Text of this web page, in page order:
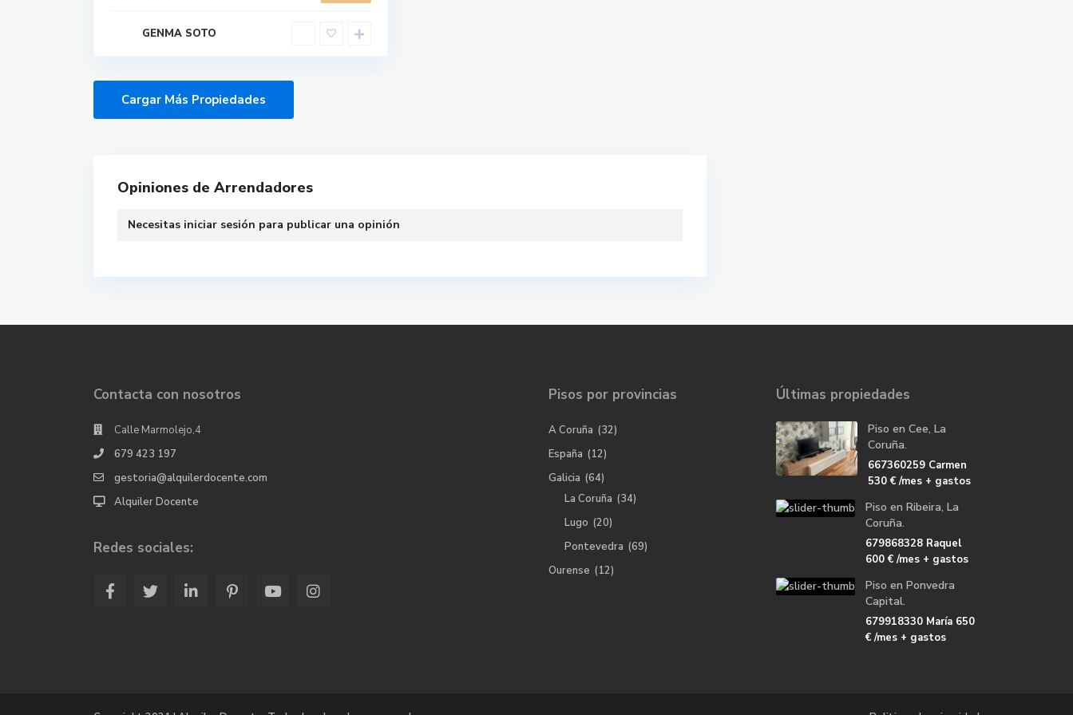
GENMA SOTO
Opiniones de Arrendadores
Necesitas iniciar sesión para publicar una opinión
Contacta con nosotros
Calle Marmolejo,4
679 423 197
gestoria@alquilerdocente.com
Alquiler Docente
Redes sociales:
Pisos por provincias
A Coruña (32)
España (12)
Galicia (64)
La Coruña (34)
Lugo (20)
Pontevedra (69)
Ourense (12)
Últimas propiedades
Piso en Cee, La
Coruña.
667360259 Carmen
530 €/mes + gastos
Piso en Ribeira, La
Coruña.
679868328 Raquel
600 €/mes + gastos
Piso en Ponvedra
Capital.
679918330 María 650
€/mes + gastos